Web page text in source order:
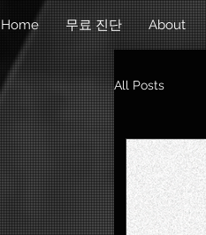
Home 무료 진단 About
All Posts